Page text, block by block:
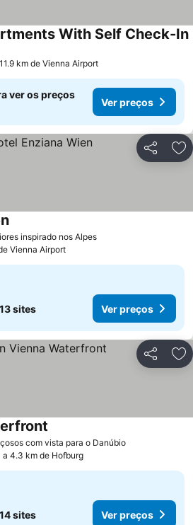
With Self Check-In
km de Vienna Airport
ver os preços
Ver preços
Partilhar
inspirado nos Alpes
Vienna Airport
13 sites Ver preços
Partilhar
com vista para o Danúbio
a 4.3 km de Hofburg
14 sites Ver preços